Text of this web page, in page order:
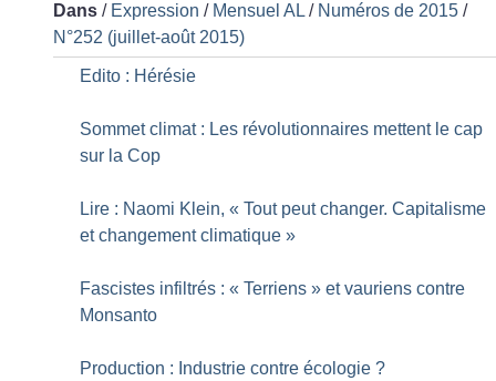
Dans / Expression / Mensuel AL/ Numéros de 2015 /
N°252 (juillet-août 2015)
Edito : Hérésie
Sommet climat : Les révolutionnaires mettent le cap
sur la Cop
Lire : Naomi Klein, « Tout peut changer. Capitalisme
et changement climatique »
Fascistes infiltrés : « Terriens » et vauriens contre
Monsanto
Production : Industrie contre écologie ?